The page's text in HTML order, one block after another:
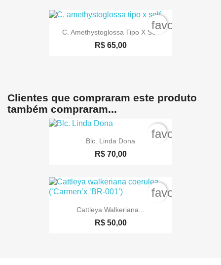
C. Amethystoglossa Tipo X Self
R$ 65,00
Clientes que compraram este produto
também compraram...
Blc. Linda Dona
R$ 70,00
Cattleya Walkeriana...
R$ 50,00